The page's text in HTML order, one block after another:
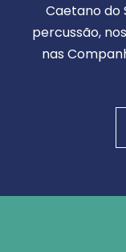
Caetano do
percussão,
nas